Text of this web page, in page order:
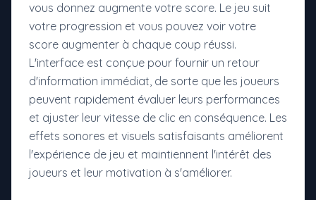
vous donnez augmente votre score. Le jeu suit
votre progression et vous pouvez voir votre
score augmenter à chaque coup réussi.
L'interface est conçue pour fournir un retour
d'information immédiat, de sorte que les joueurs
peuvent rapidement évaluer leurs performances
et ajuster leur vitesse de clic en conséquence. Les
effets sonores et visuels satisfaisants améliorent
l'expérience de jeu et maintiennent l'intérêt des
joueurs et leur motivation à s'améliorer.